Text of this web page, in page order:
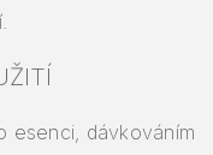
esenci, dávkováním